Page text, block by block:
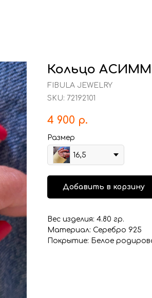
Кольцо
FIBULA JEWELRY
SKU: 72192101
4 900 р.
Размер
16,5
Добавить в корзину
Вес изделия: 4.80 гр.
Материал: Серебро 925
Покрытие: Белое